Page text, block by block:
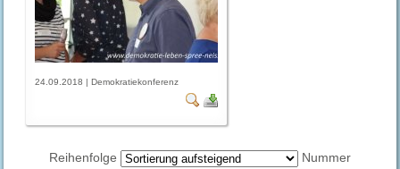
24.09.2018 | Demokratiekonferenz
Reihenfolge
Nummer